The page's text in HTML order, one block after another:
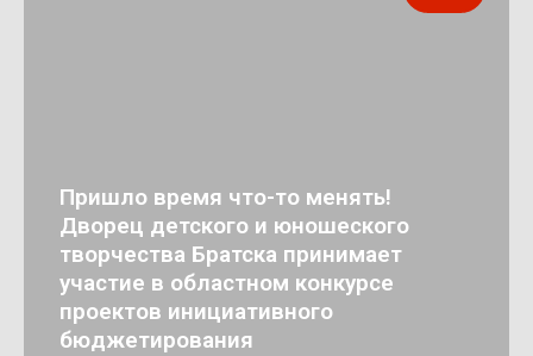
Пришло время что-то менять!
Дворец детского и юношеского
творчества Братска принимает
участие в областном конкурсе
проектов инициативного
бюджетирования